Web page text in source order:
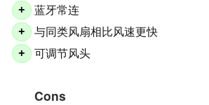
+ 蓝牙常连
+ 与同类风扇相比风速更快
+ 可调节风头
Cons